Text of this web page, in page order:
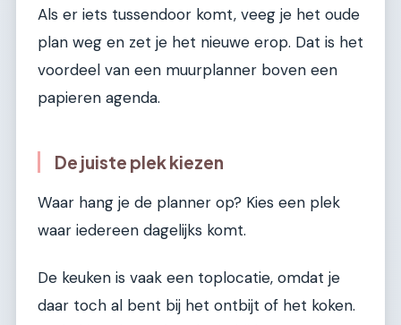
Als er iets tussendoor komt, veeg je het oude
plan weg en zet je het nieuwe erop. Dat is het
voordeel van een muurplanner boven een
papieren agenda.
De juiste plek kiezen
Waar hang je de planner op? Kies een plek
waar iedereen dagelijks komt.
De keuken is vaak een toplocatie, omdat je
daar toch al bent bij het ontbijt of het koken.